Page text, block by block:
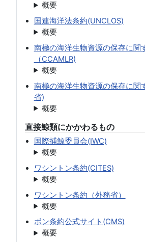
概要
国連海洋法条約(UNCLOS)
概要
南極の海洋生物資源の保存に関
（CCAMLR)
概要
南極の海洋生物資源の保存に関
省)
概要
直接鯨類にかかわるもの
国際捕鯨委員会(IWC)
概要
ワシントン条約(CITES)
概要
ワシントン条約（外務省）
概要
ボン条約公式サイト(CMS)
概要